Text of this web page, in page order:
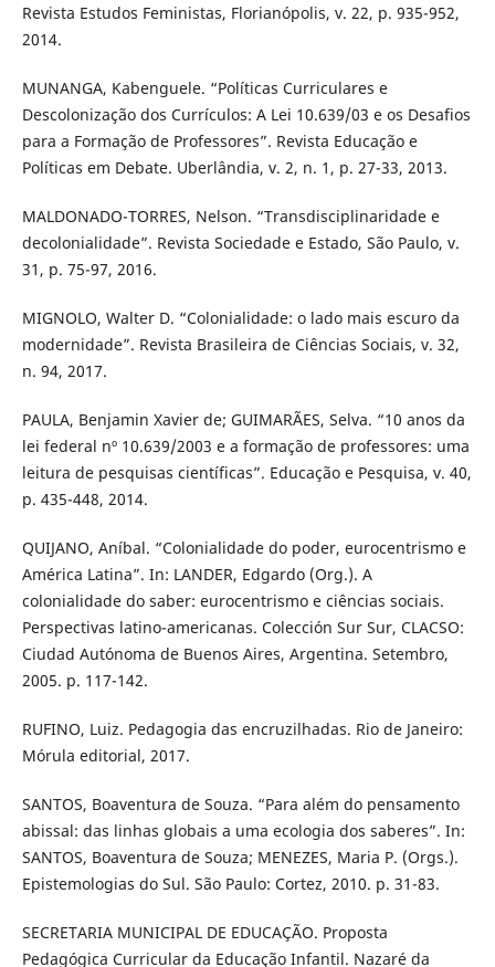
Revista Estudos Feministas, Florianópolis, v. 22, p. 935-952,
2014.
MUNANGA, Kabenguele. “Políticas Curriculares e
Descolonização dos Currículos: A Lei 10.639/03 e os Desafios
para a Formação de Professores”. Revista Educação e
Políticas em Debate. Uberlândia, v. 2, n. 1, p. 27-33, 2013.
MALDONADO-TORRES, Nelson. “Transdisciplinaridade e
decolonialidade”. Revista Sociedade e Estado, São Paulo, v.
31, p. 75-97, 2016.
MIGNOLO, Walter D. “Colonialidade: o lado mais escuro da
modernidade”. Revista Brasileira de Ciências Sociais, v. 32,
n. 94, 2017.
PAULA, Benjamin Xavier de; GUIMARÃES, Selva. “10 anos da
lei federal nº 10.639/2003 e a formação de professores: uma
leitura de pesquisas científicas”. Educação e Pesquisa, v. 40,
p. 435-448, 2014.
QUIJANO, Aníbal. “Colonialidade do poder, eurocentrismo e
América Latina”. In: LANDER, Edgardo (Org.). A
colonialidade do saber: eurocentrismo e ciências sociais.
Perspectivas latino-americanas. Colección Sur Sur, CLACSO:
Ciudad Autónoma de Buenos Aires, Argentina. Setembro,
2005. p. 117-142.
RUFINO, Luiz. Pedagogia das encruzilhadas. Rio de Janeiro:
Mórula editorial, 2017.
SANTOS, Boaventura de Souza. “Para além do pensamento
abissal: das linhas globais a uma ecologia dos saberes”. In:
SANTOS, Boaventura de Souza; MENEZES, Maria P. (Orgs.).
Epistemologias do Sul. São Paulo: Cortez, 2010. p. 31-83.
SECRETARIA MUNICIPAL DE EDUCAÇÃO. Proposta
Pedagógica Curricular da Educação Infantil. Nazaré da